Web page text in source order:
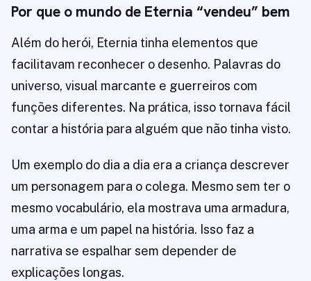
Por que o mundo de Eternia “vendeu” bem
Além do herói, Eternia tinha elementos que
facilitavam reconhecer o desenho. Palavras do
universo, visual marcante e guerreiros com
funções diferentes. Na prática, isso tornava fácil
contar a história para alguém que não tinha visto.
Um exemplo do dia a dia era a criança descrever
um personagem para o colega. Mesmo sem ter o
mesmo vocabulário, ela mostrava uma armadura,
uma arma e um papel na história. Isso faz a
narrativa se espalhar sem depender de
explicações longas.